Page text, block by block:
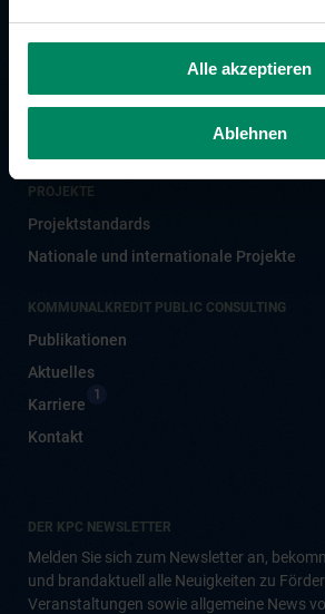
Alle akzeptieren
Ablehnen
Klimaschutz für Privatpersonen
KUNDEN
PROJEKTE
Projektstandards
Nationale und internationale Projekte
KOMMUNALKREDIT PUBLIC CONSULTING
Publikationen
Aktuelles
Karriere
1
Kontakt
DER KPC NEWSLETTER
Melden Sie sich zum Newsletter an,
und brandaktuell alle Neuigkeiten zu
Veranstaltungen sowie allgemeine News